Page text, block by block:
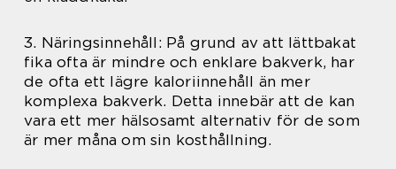
3. Näringsinnehåll: På grund av att lättbakat
fika ofta är mindre och enklare bakverk, har
de ofta ett lägre kaloriinnehåll än mer
komplexa bakverk. Detta innebär att de kan
vara ett mer hälsosamt alternativ för de som
är mer måna om sin kosthållning.